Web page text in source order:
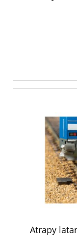
Atrapy